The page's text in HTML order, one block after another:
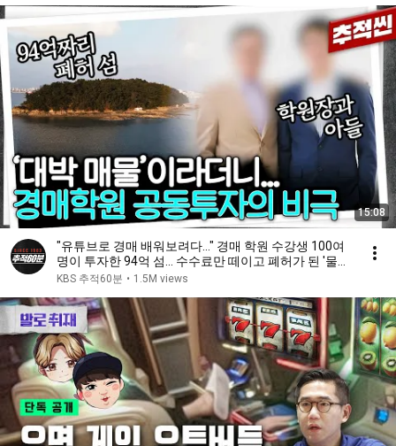
15:08
"유튜브로 경매 배워보려다..." 경매 학원 수강생 100여
명이 투자한 94억 섬... 수수료만 떼이고 폐허가 된 '물치
도'의 비극 | 추적60분 KBS 241115 방송
KBS 추적60분 • 1.5M views